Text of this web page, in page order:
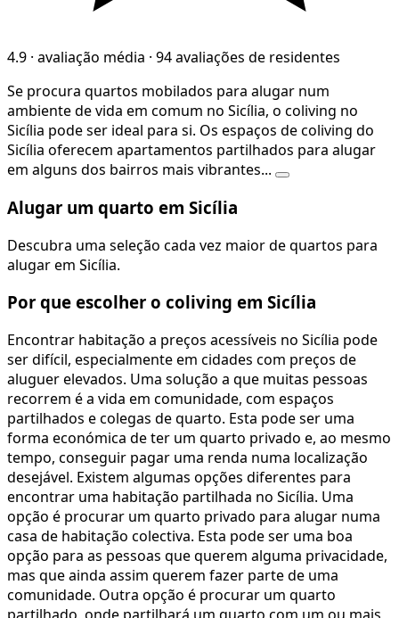
4.9 · avaliação média · 94 avaliações de residentes
Se procura quartos mobilados para alugar num
ambiente de vida em comum no Sicília, o coliving no
Sicília pode ser ideal para si. Os espaços de coliving do
Sicília oferecem apartamentos partilhados para alugar
em alguns dos bairros mais vibrantes...
Alugar um quarto em Sicília
Descubra uma seleção cada vez maior de quartos para
alugar em Sicília.
Por que escolher o coliving em Sicília
Encontrar habitação a preços acessíveis no Sicília pode
ser difícil, especialmente em cidades com preços de
aluguer elevados. Uma solução a que muitas pessoas
recorrem é a vida em comunidade, com espaços
partilhados e colegas de quarto. Esta pode ser uma
forma económica de ter um quarto privado e, ao mesmo
tempo, conseguir pagar uma renda numa localização
desejável. Existem algumas opções diferentes para
encontrar uma habitação partilhada no Sicília. Uma
opção é procurar um quarto privado para alugar numa
casa de habitação colectiva. Esta pode ser uma boa
opção para as pessoas que querem alguma privacidade,
mas que ainda assim querem fazer parte de uma
comunidade. Outra opção é procurar um quarto